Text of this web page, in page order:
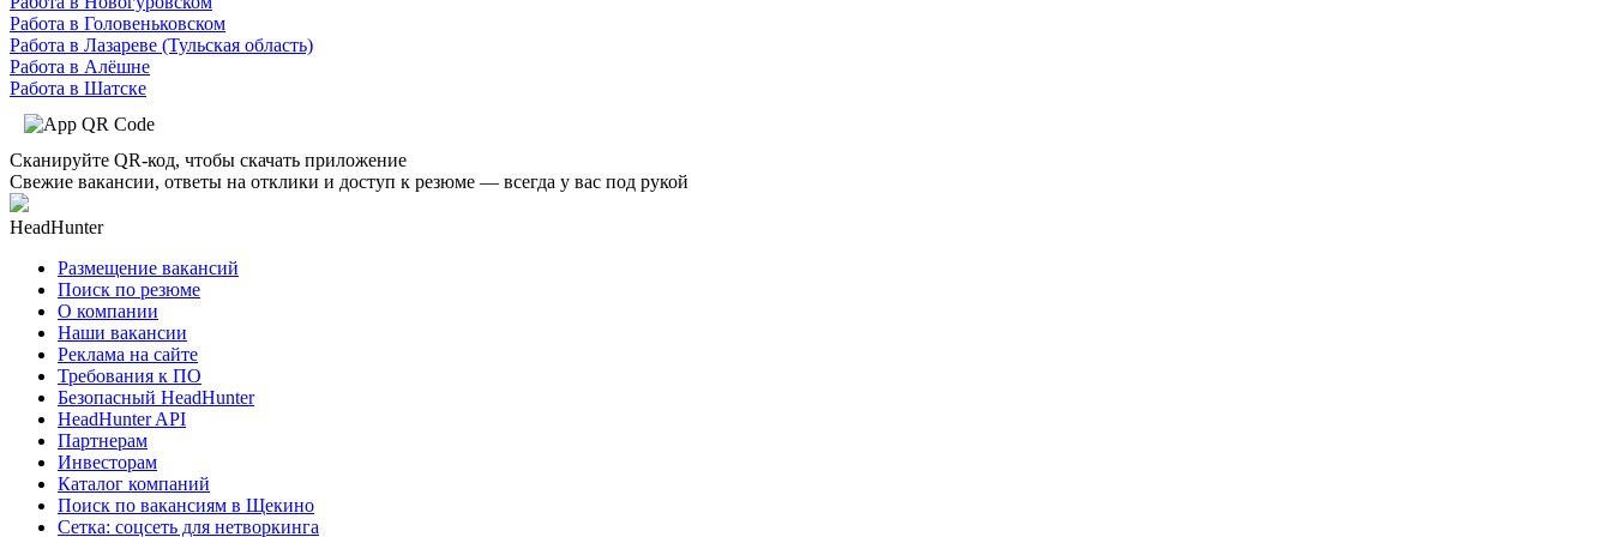
Работа в Головеньковском
Работа в Лазареве (Тульская область)
Работа в Алёшне
Работа в Шатске
Сканируйте QR-код, чтобы скачать приложение
Свежие вакансии, ответы на отклики и доступ к резюме — всегда у вас под рукой
HeadHunter
Размещение вакансий
Поиск по резюме
О компании
Наши вакансии
Реклама на сайте
Требования к ПО
Безопасный HeadHunter
HeadHunter API
Партнерам
Инвесторам
Каталог компаний
Поиск по вакансиям в Щекино
Сетка: соцсеть для нетворкинга